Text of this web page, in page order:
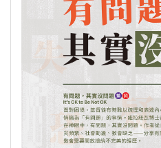
聆聽系列
兒童青少年系列
福音禮品